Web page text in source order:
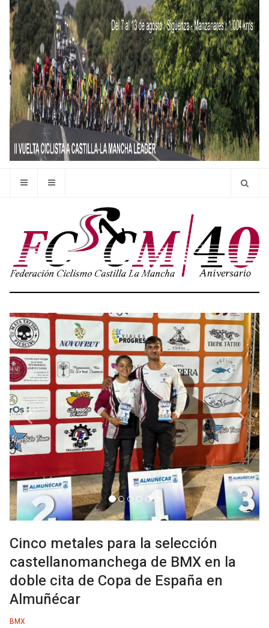
Previous Next
Cinco metales para la selección
castellanomanchega de BMX en la
doble cita de Copa de España en
Almuñécar
BMX